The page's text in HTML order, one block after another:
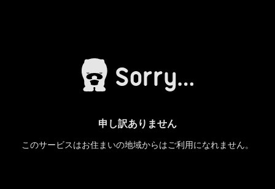
申し訳ありません
このサービスはお住まいの地域からはご利用になれません。